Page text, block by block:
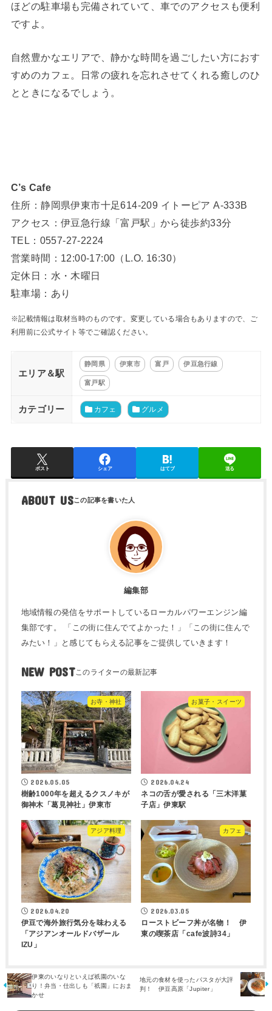
ほどの駐車場も完備されていて、車でのアクセスも便利
ですよ。
自然豊かなエリアで、静かな時間を過ごしたい方におす
すめのカフェ。日常の疲れを忘れさせてくれる癒しのひ
とときになるでしょう。
C’s Cafe
住所：静岡県伊東市十足614-209 イトーピア A-333B
アクセス：伊豆急行線「富戸駅」から徒歩約33分
TEL：0557-27-2224
営業時間：12:00-17:00（L.O. 16:30）
定休日：水・木曜日
駐車場：あり
※記載情報は取材当時のものです。変更している場合もありますので、ご
利用前に公式サイト等でご確認ください。
エリア＆駅
静岡県 伊東市 富戸 伊豆急行線
富戸駅
カテゴリー カフェ グルメ
ポスト シェア はてブ 送る
ABOUT US
編集部
地域情報の発信をサポートしているローカルパワーエンジン編
集部です。 「この街に住んでてよかった！」「この街に住んで
みたい！」と感じてもらえる記事をご提供していきます！
NEW POST
お寺・神社
2026.05.05
樹齢1000年を超えるクスノキが
御神木「葛見神社」伊東市
お菓子・スイーツ
2026.04.24
ネコの舌が愛される「三木洋菓
子店」伊東駅
アジア料理
2026.04.20
伊豆で海外旅行気分を味わえる
「アジアンオールドバザール
IZU」
カフェ
2026.03.05
ローストビーフ丼が名物！ 伊
東の喫茶店「cafe波詩34」
伊東のいなりといえば祇園のいな
り！弁当・仕出しも「祇園」におま
かせ
地元の食材を使ったパスタが大評
判！ 伊豆高原「Jupiter」